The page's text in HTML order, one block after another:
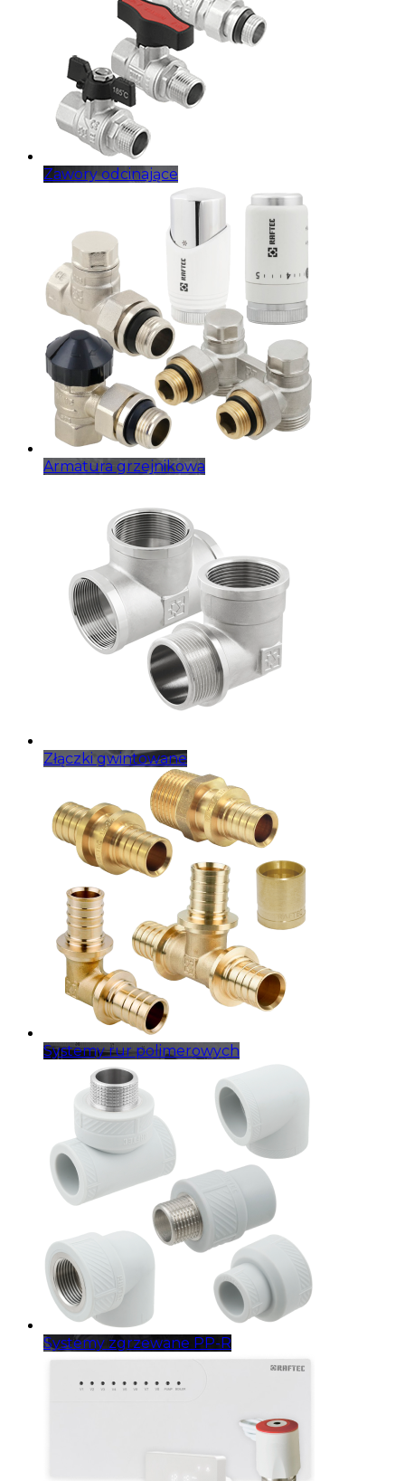
Zawory odcinające
Armatura grzejnikowa
Złączki gwintowane
Systemy rur polimerowych
Systemy zgrzewane PP-R